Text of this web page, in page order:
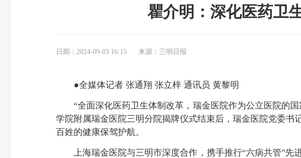
瞿介明：深化医药卫
日期：2024-09-03 16:15 来源：三明日报
●全媒体记者 张通翔 张立梓 通讯员 黄黎明
“全面深化医药卫生体制改革，瑞金医院作为公立医院的国
学院附属瑞金医院三明分院揭牌仪式结束后，瑞金医院党委
百姓的健康保驾护航。
上海瑞金医院与三明市深度合作，携手推行“六病共管”先